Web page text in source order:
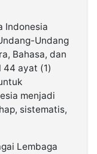
Indonesia
Undang
Bahasa, dan
44 ayat (1)
menjadi
sistematis,
Lembaga